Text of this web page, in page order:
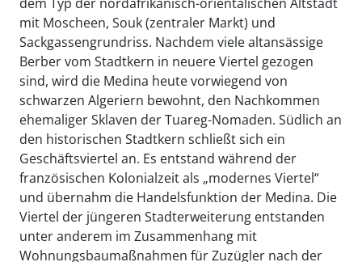
mit Moscheen, Souk (zentraler Markt) und
Sackgassengrundriss. Nachdem viele altansässige
Berber vom Stadtkern in neuere Viertel gezogen
sind, wird die Medina heute vorwiegend von
schwarzen Algeriern bewohnt, den Nachkommen
ehemaliger Sklaven der Tuareg-Nomaden. Südlich an
den historischen Stadtkern schließt sich ein
Geschäftsviertel an. Es entstand während der
französischen Kolonialzeit als „modernes Viertel“
und übernahm die Handelsfunktion der Medina. Die
Viertel der jüngeren Stadterweiterung entstanden
unter anderem im Zusammenhang mit
Wohnungsbaumaßnahmen für Zuzügler nach der